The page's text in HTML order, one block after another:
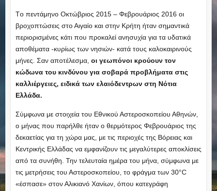
Tο πεντάμηνο Οκτώβριος 2015 – Φεβρουάριος 2016 οι
βροχοπτώσεις στο Αιγαίο και στην Κρήτη ήταν σημαντικά
περιορισμένες κάτι που προκαλεί ανησυχία για τα υδατικά
αποθέματα -κυρίως των νησιών- κατά τους καλοκαιρινούς
μήνες. Σαν αποτέλεσμα, οι γεωπόνοι κρούουν τον
κώδωνα του κινδύνου για σοβαρά προβλήματα στις
καλλιέργειες, ειδικά των ελαιόδεντρων στη Νότια
Ελλάδα.
Σύμφωνα με στοιχεία του Εθνικού Αστεροσκοπείου Αθηνών,
ο μήνας που παρήλθε ήταν ο θερμότερος Φεβρουάριος της
δεκαετίας για τη χώρα μας, με τις περιοχές της Βόρειας και
Κεντρικής Ελλάδας να εμφανίζουν τις μεγαλύτερες αποκλίσεις
από τα συνήθη. Την τελευταία ημέρα του μήνα, σύμφωνα με
τις μετρήσεις του Αστεροσκοπείου, το φράγμα των 30°C
«έσπασε» στον Αλικιανό Χανίων, όπου κατεγράφη